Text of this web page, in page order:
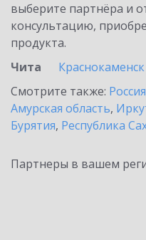
выберите партнёра и
консультацию,
продукта.
Чита
Краснокаменск
Смотрите также: Россия
Амурская область,
Бурятия, Республика
Партнеры в вашем